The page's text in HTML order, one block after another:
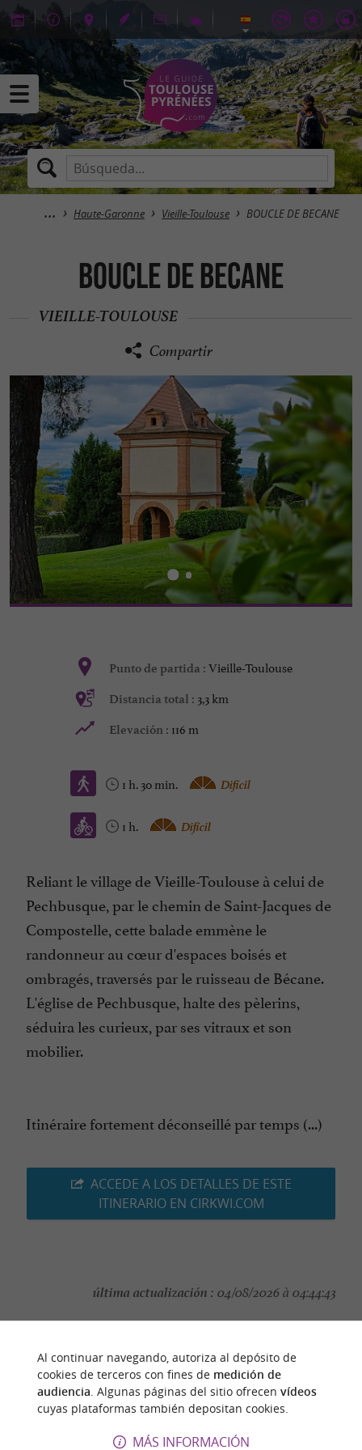
Haute-Garonne Vieille-Toulouse BOUCLE DE BECANE
BOUCLE DE BECANE
VIEILLE-TOULOUSE
Compartir
Punto de partida : Vieille-Toulouse
Distancia total : 3,3 km
Elevación : 116 m
1 h. 30 min. Difícil
1 h. Difícil
Reliant le village de Vieille-Toulouse à celui de
Pechbusque, par le chemin de Saint-Jacques de
Compostelle, cette balade emmène le
randonneur au cœur d'espaces boisés et
ombragés, traversés par le ruisseau de Bécane.
L'église de Pechbusque, halte des pèlerins,
séduira les curieux, par ses vitraux et son
mobilier.
Itinéraire fortement déconseillé par temps (...)
ACCEDE A LOS DETALLES DE ESTE
ITINERARIO EN CIRKWI.COM
última actualización : 04/08/2026 à 04:44:43
Source :Cirkwi| Haute-Garonne Tourisme
autor de la foto :Sicoval
Al continuar navegando, autoriza al depósito de
cookies de terceros con fines de medición de
audiencia . Algunas páginas del sitio ofrecen vídeos
cuyas plataformas también depositan cookies.
MÁS INFORMACIÓN